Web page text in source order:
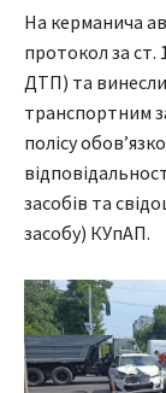
На керманича
протокол за
ДТП) та винесли
транспортним
полісу
засобів та
засобу) КУпАП.